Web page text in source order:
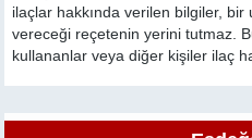
ilaçlar hakkında verilen bilgiler,
vereceği reçetenin yerini tutmaz.
kullananlar veya diğer kişiler ilaç